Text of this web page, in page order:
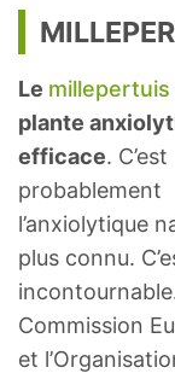
Le millepertuis
plante
efficace. C’est
probablement
l’anxiolytique
plus connu.
Commission
et